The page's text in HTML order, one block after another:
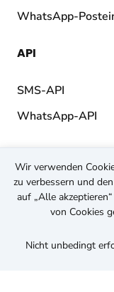
WhatsApp-
API
SMS-API
WhatsApp-API
© 2026
AGB
Datenschutz
Wir verwenden
zu verbessern und
auf „Alle
von Cookies
Nicht unbedingt